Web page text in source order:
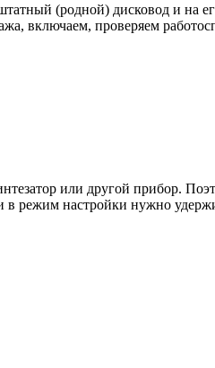
(родной) дисковод и на
включаем, проверяем
или другой прибор.
в режим настройки нужно